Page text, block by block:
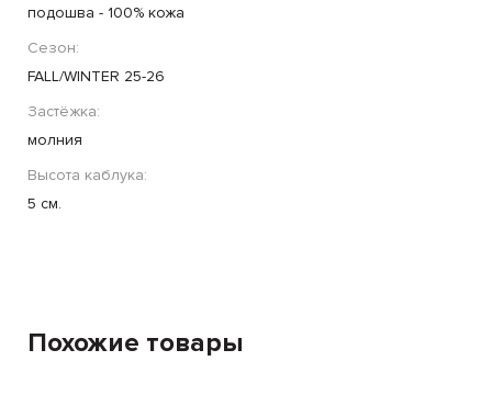
подошва - 100% кожа
Сезон:
FALL/WINTER 25-26
Застёжка:
молния
Высота каблука:
5 см.
Похожие товары